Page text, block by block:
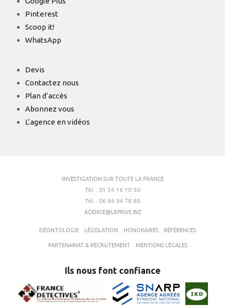
Pinterest
Scoop it!
WhatsApp
Devis
Contactez nous
Plan d’accès
Abonnez vous
L’agence en vidéos
INVESTIGATION SUR TOUTE LA FRANCE
Tél. : 01 34 16 10 50
Tél. : 06 88 94 78 88
AGENCE@LEPRIVE.BIZ
DÉONTOLOGIE LÉGISLATION HONORAIRES RÉFÉRENCES
PARTENARIAT & RECRUTEMENT MENTIONS LÉGALES
Ils nous font confiance